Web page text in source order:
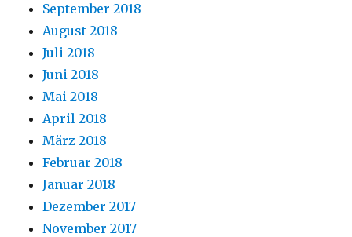
September 2018
August 2018
Juli 2018
Juni 2018
Mai 2018
April 2018
März 2018
Februar 2018
Januar 2018
Dezember 2017
November 2017